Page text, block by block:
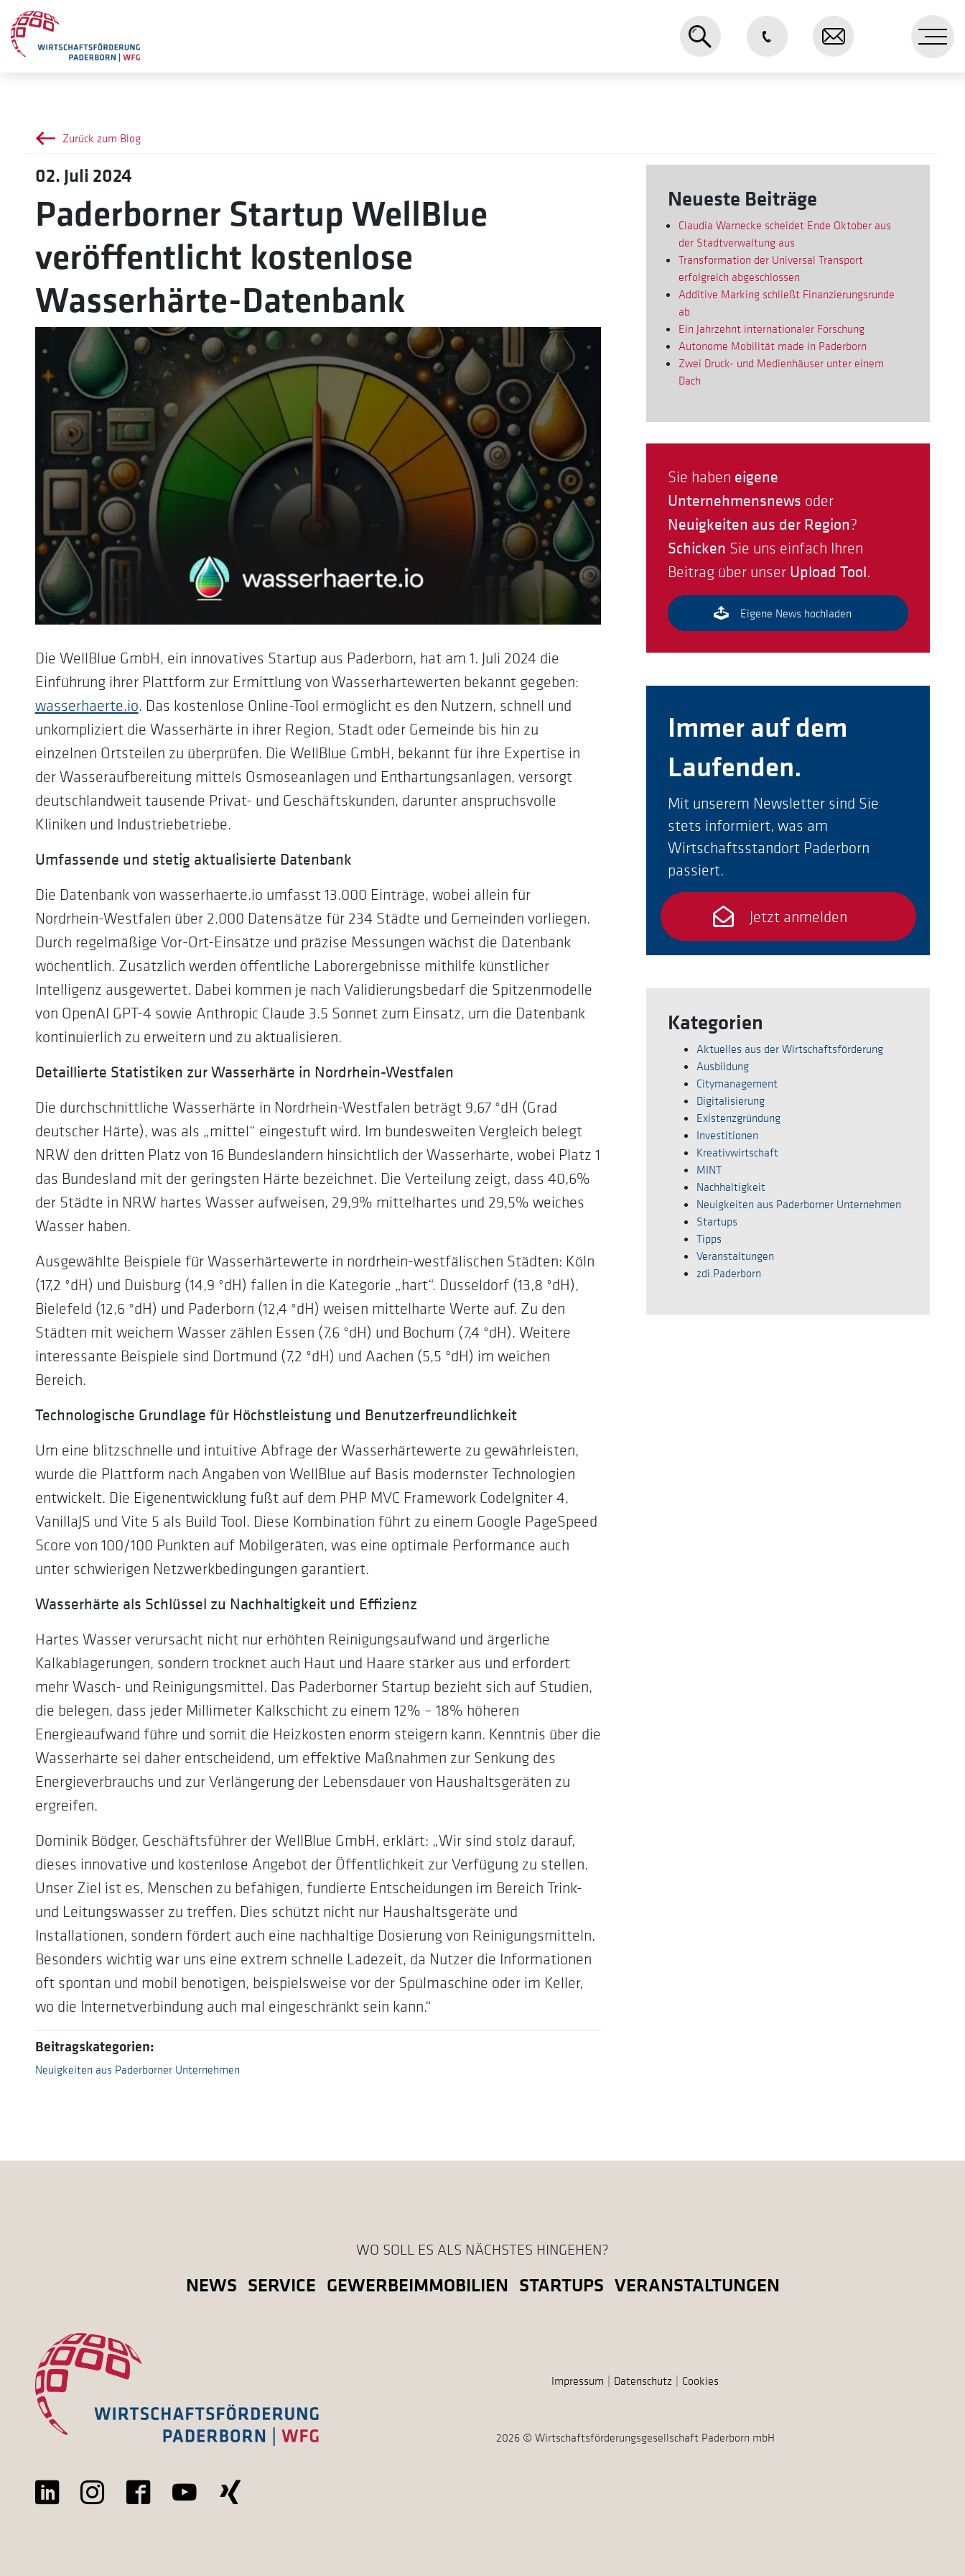
Zurück zum Blog
02. Juli 2024
Paderborner Startup WellBlue
veröffentlicht kostenlose
Wasserhärte-Datenbank
Die WellBlue GmbH, ein innovatives Startup aus Paderborn, hat am 1. Juli 2024 die
Einführung ihrer Plattform zur Ermittlung von Wasserhärtewerten bekannt gegeben:
wasserhaerte.io. Das kostenlose Online-Tool ermöglicht es den Nutzern, schnell und
unkompliziert die Wasserhärte in ihrer Region, Stadt oder Gemeinde bis hin zu
einzelnen Ortsteilen zu überprüfen. Die WellBlue GmbH, bekannt für ihre Expertise in
der Wasseraufbereitung mittels Osmoseanlagen und Enthärtungsanlagen, versorgt
deutschlandweit tausende Privat- und Geschäftskunden, darunter anspruchsvolle
Kliniken und Industriebetriebe.
Umfassende und stetig aktualisierte Datenbank
Die Datenbank von wasserhaerte.io umfasst 13.000 Einträge, wobei allein für
Nordrhein-Westfalen über 2.000 Datensätze für 234 Städte und Gemeinden vorliegen.
Durch regelmäßige Vor-Ort-Einsätze und präzise Messungen wächst die Datenbank
wöchentlich. Zusätzlich werden öffentliche Laborergebnisse mithilfe künstlicher
Intelligenz ausgewertet. Dabei kommen je nach Validierungsbedarf die Spitzenmodelle
von OpenAI GPT-4 sowie Anthropic Claude 3.5 Sonnet zum Einsatz, um die Datenbank
kontinuierlich zu erweitern und zu aktualisieren.
Detaillierte Statistiken zur Wasserhärte in Nordrhein-Westfalen
Die durchschnittliche Wasserhärte in Nordrhein-Westfalen beträgt 9,67 °dH (Grad
deutscher Härte), was als „mittel“ eingestuft wird. Im bundesweiten Vergleich belegt
NRW den dritten Platz von 16 Bundesländern hinsichtlich der Wasserhärte, wobei Platz 1
das Bundesland mit der geringsten Härte bezeichnet. Die Verteilung zeigt, dass 40,6%
der Städte in NRW hartes Wasser aufweisen, 29,9% mittelhartes und 29,5% weiches
Wasser haben.
Ausgewählte Beispiele für Wasserhärtewerte in nordrhein-westfälischen Städten: Köln
(17,2 °dH) und Duisburg (14,9 °dH) fallen in die Kategorie „hart“. Düsseldorf (13,8 °dH),
Bielefeld (12,6 °dH) und Paderborn (12,4 °dH) weisen mittelharte Werte auf. Zu den
Städten mit weichem Wasser zählen Essen (7,6 °dH) und Bochum (7,4 °dH). Weitere
interessante Beispiele sind Dortmund (7,2 °dH) und Aachen (5,5 °dH) im weichen
Bereich.
Technologische Grundlage für Höchstleistung und Benutzerfreundlichkeit
Um eine blitzschnelle und intuitive Abfrage der Wasserhärtewerte zu gewährleisten,
wurde die Plattform nach Angaben von WellBlue auf Basis modernster Technologien
entwickelt. Die Eigenentwicklung fußt auf dem PHP MVC Framework CodeIgniter 4,
VanillaJS und Vite 5 als Build Tool. Diese Kombination führt zu einem Google PageSpeed
Score von 100/100 Punkten auf Mobilgeräten, was eine optimale Performance auch
unter schwierigen Netzwerkbedingungen garantiert.
Wasserhärte als Schlüssel zu Nachhaltigkeit und Effizienz
Hartes Wasser verursacht nicht nur erhöhten Reinigungsaufwand und ärgerliche
Kalkablagerungen, sondern trocknet auch Haut und Haare stärker aus und erfordert
mehr Wasch- und Reinigungsmittel. Das Paderborner Startup bezieht sich auf Studien,
die belegen, dass jeder Millimeter Kalkschicht zu einem 12% – 18% höheren
Energieaufwand führe und somit die Heizkosten enorm steigern kann. Kenntnis über die
Wasserhärte sei daher entscheidend, um effektive Maßnahmen zur Senkung des
Energieverbrauchs und zur Verlängerung der Lebensdauer von Haushaltsgeräten zu
ergreifen.
Dominik Bödger, Geschäftsführer der WellBlue GmbH, erklärt: „Wir sind stolz darauf,
dieses innovative und kostenlose Angebot der Öffentlichkeit zur Verfügung zu stellen.
Unser Ziel ist es, Menschen zu befähigen, fundierte Entscheidungen im Bereich Trink-
und Leitungswasser zu treffen. Dies schützt nicht nur Haushaltsgeräte und
Installationen, sondern fördert auch eine nachhaltige Dosierung von Reinigungsmitteln.
Besonders wichtig war uns eine extrem schnelle Ladezeit, da Nutzer die Informationen
oft spontan und mobil benötigen, beispielsweise vor der Spülmaschine oder im Keller,
wo die Internetverbindung auch mal eingeschränkt sein kann.“
Beitragskategorien:
Neuigkeiten aus Paderborner Unternehmen
Neueste Beiträge
Claudia Warnecke scheidet Ende Oktober aus
der Stadtverwaltung aus
Transformation der Universal Transport
erfolgreich abgeschlossen
Additive Marking schließt Finanzierungsrunde
ab
Ein Jahrzehnt internationaler Forschung
Autonome Mobilität made in Paderborn
Zwei Druck- und Medienhäuser unter einem
Dach
Sie haben eigene
Unternehmensnews oder
Neuigkeiten aus der Region?
Schicken Sie uns einfach Ihren
Beitrag über unser Upload Tool.
Eigene News hochladen
Immer auf dem
Laufenden.
Mit unserem Newsletter sind Sie
stets informiert, was am
Wirtschaftsstandort Paderborn
passiert.
Jetzt anmelden
Kategorien
Aktuelles aus der Wirtschaftsförderung
Ausbildung
Citymanagement
Digitalisierung
Existenzgründung
Investitionen
Kreativwirtschaft
MINT
Nachhaltigkeit
Neuigkeiten aus Paderborner Unternehmen
Startups
Tipps
Veranstaltungen
zdi.Paderborn
WO SOLL ES ALS NÄCHSTES HINGEHEN?
NEWS SERVICE GEWERBEIMMOBILIEN STARTUPS VERANSTALTUNGEN
Impressum Datenschutz Cookies
2026 © Wirtschaftsförderungsgesellschaft Paderborn mbH